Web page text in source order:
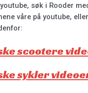
søk i Rooder
våre på youtube,
scootere
sykler